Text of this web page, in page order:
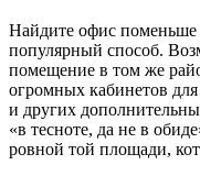
Найдите офис
популярный способ.
помещение в том же
огромных кабинетов для
и других
«в тесноте, да не в
ровной той площади,